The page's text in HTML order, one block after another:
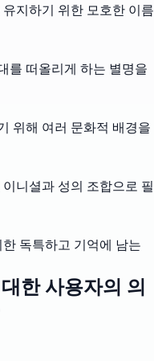
지하기 위한 모호한 이름
를 떠올리게 하는 별명을
위해 여러 문화적 배경을
니셜과 성의 조합으로 필
독특하고 기억에 남는
한 사용자의 의